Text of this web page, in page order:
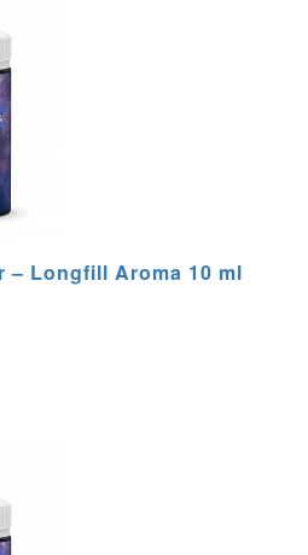
– Longfill Aroma 10 ml